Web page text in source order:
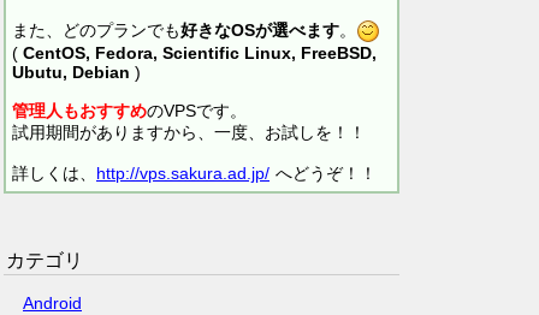
また、どのプランでも好きなOSが選べます。
( CentOS, Fedora, Scientific Linux, FreeBSD,
Ubutu, Debian )
管理人もおすすめのVPSです。
試用期間がありますから、一度、お試しを！！
詳しくは、 http://vps.sakura.ad.jp/ へどうぞ！！
カテゴリ
Android